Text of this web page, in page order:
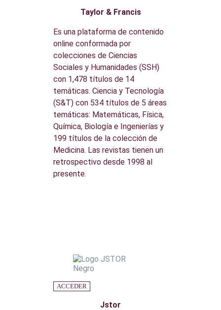
Taylor & Francis
Es una plataforma de contenido
online conformada por
colecciones de Ciencias
Sociales y Humanidades (SSH)
con 1,478 títulos de 14
temáticas. Ciencia y Tecnología
(S&T) con 534 títulos de 5 áreas
temáticas: Matemáticas, Física,
Química, Biología e Ingenierías y
199 títulos de la colección de
Medicina. Las revistas tienen un
retrospectivo desde 1998 al
presente.
ACCEDER
Jstor